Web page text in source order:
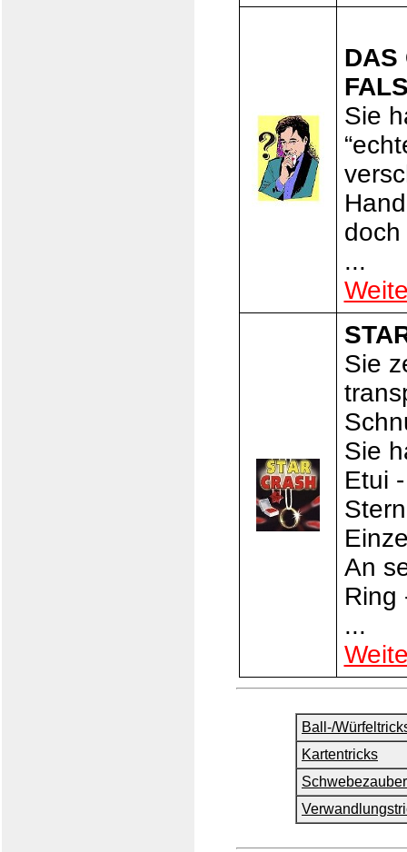
DAS
Sie
...
Sie
Sie
Etui
An
Ring
...
Ball-/
Kartentricks
Schwebezauber